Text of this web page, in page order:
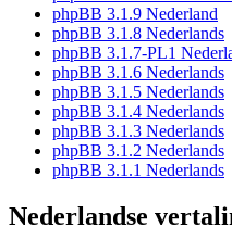
phpBB 3.1.9 Nederland
phpBB 3.1.8 Nederlands
phpBB 3.1.7-PL1
phpBB 3.1.6 Nederlands
phpBB 3.1.5 Nederlands
phpBB 3.1.4 Nederlands
phpBB 3.1.3 Nederlands
phpBB 3.1.2 Nederlands
phpBB 3.1.1 Nederlands
Nederlandse